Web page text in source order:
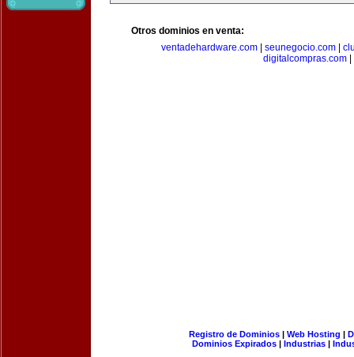
Otros dominios en venta:
ventadehardware.com| seunegocio.com|
digitalcompras.com
Registro de Dominios| Web Hosting |
Dominios Expirados | Industrias |